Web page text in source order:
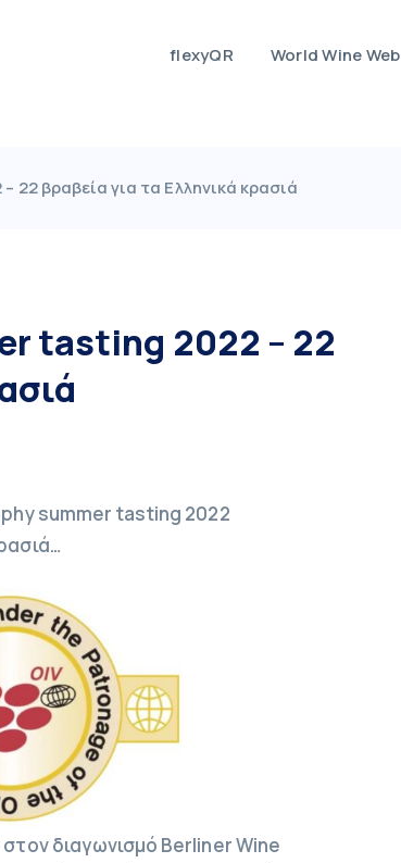
flexyQR World Wine Web
βραβεία για τα Ελληνικά κρασιά
tasting 2022 – 22
summer tasting 2022
διαγωνισμό Berliner Wine